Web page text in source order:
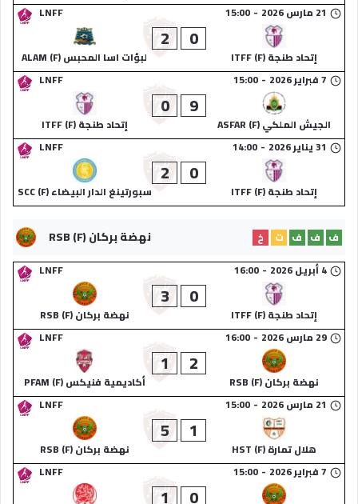
LNFF
21 مارس 2026 -
15:00
إتحاد طنجة (F) ITFF
0
2
لبؤات اسا المحبس (F) ALAM
LNFF
7 فبراير 2026 -
15:00
الجيش الملكي (F) ASFAR
9
0
إتحاد طنجة (F) ITFF
LNFF
31 يناير 2026 -
14:00
إتحاد طنجة (F) ITFF
0
2
سبورتينغ الدار البيضاء (F) SCC
نهضة بركان (F) RSB ف ف ف ت
خ
LNFF
4 أبريل 2026 -
16:00
إتحاد طنجة (F) ITFF
0
3
نهضة بركان (F) RSB
LNFF
29 مارس 2026 -
16:00
نهضة بركان (F) RSB
2
1
أكاديمية فنيكس (F) PFAM
LNFF
21 مارس 2026 -
15:00
هلال تمارة (F) HST
1
5
نهضة بركان (F) RSB
LNFF
7 فبراير 2026 -
15:00
0
1